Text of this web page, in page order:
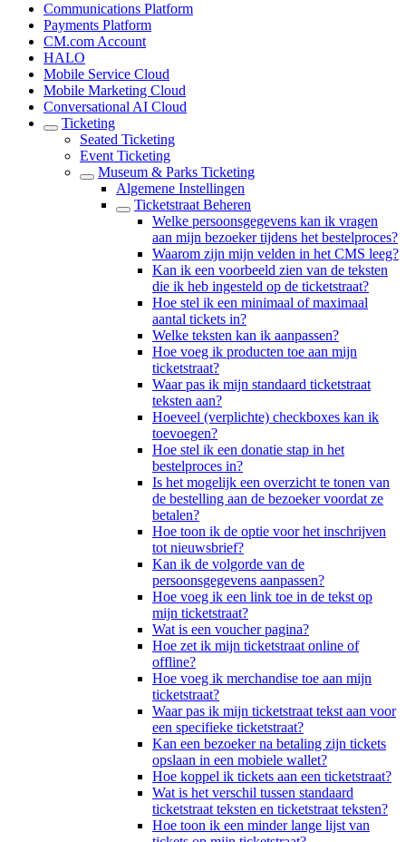
Communications Platform
Payments Platform
CM.com Account
HALO
Mobile Service Cloud
Mobile Marketing Cloud
Conversational AI Cloud
Ticketing
Seated Ticketing
Event Ticketing
Museum & Parks Ticketing
Algemene Instellingen
Ticketstraat Beheren
Welke persoonsgegevens kan ik vragen
aan mijn bezoeker tijdens het bestelproces?
Waarom zijn mijn velden in het CMS leeg?
Kan ik een voorbeeld zien van de teksten
die ik heb ingesteld op de ticketstraat?
Hoe stel ik een minimaal of maximaal
aantal tickets in?
Welke teksten kan ik aanpassen?
Hoe voeg ik producten toe aan mijn
ticketstraat?
Waar pas ik mijn standaard ticketstraat
teksten aan?
Hoeveel (verplichte) checkboxes kan ik
toevoegen?
Hoe stel ik een donatie stap in het
bestelproces in?
Is het mogelijk een overzicht te tonen van
de bestelling aan de bezoeker voordat ze
betalen?
Hoe toon ik de optie voor het inschrijven
tot nieuwsbrief?
Kan ik de volgorde van de
persoonsgegevens aanpassen?
Hoe voeg ik een link toe in de tekst op
mijn ticketstraat?
Wat is een voucher pagina?
Hoe zet ik mijn ticketstraat online of
offline?
Hoe voeg ik merchandise toe aan mijn
ticketstraat?
Waar pas ik mijn ticketstraat tekst aan voor
een specifieke ticketstraat?
Kan een bezoeker na betaling zijn tickets
opslaan in een mobiele wallet?
Hoe koppel ik tickets aan een ticketstraat?
Wat is het verschil tussen standaard
ticketstraat teksten en ticketstraat teksten?
Hoe toon ik een minder lange lijst van